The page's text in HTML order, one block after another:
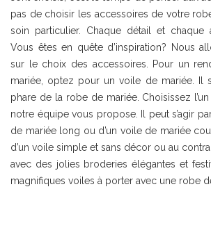
pas de choisir les accessoires de votre
soin particulier. Chaque détail et chaque
Vous êtes en quête d’inspiration? Nous
sur le choix des accessoires. Pour un
mariée, optez pour un voile de mariée. Il
phare de la robe de mariée. Choisissez
notre équipe vous propose. Il peut s’agir
de mariée long ou d’un voile de mariée
d’un voile simple et sans décor ou au
avec des jolies broderies élégantes et
magnifiques voiles à porter avec une robe